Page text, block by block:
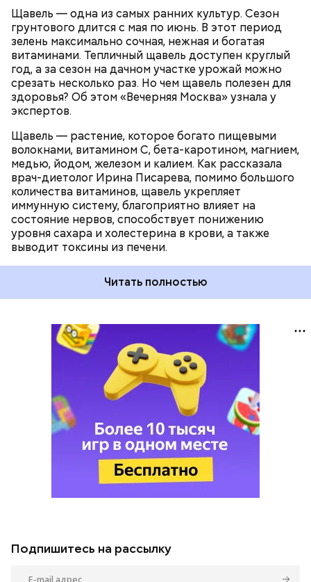
Щавель — одна из самых ранних культур. Сезон
грунтового длится с мая по июнь. В этот период
зелень максимально сочная, нежная и богатая
витаминами. Тепличный щавель доступен круглый
год, а за сезон на дачном участке урожай можно
срезать несколько раз. Но чем щавель полезен для
здоровья? Об этом «Вечерняя Москва» узнала у
экспертов.
Щавель — растение, которое богато пищевыми
волокнами, витамином С, бета-каротином, магнием,
медью, йодом, железом и калием. Как рассказала
врач-диетолог Ирина Писарева, помимо большого
количества витаминов, щавель укрепляет
иммунную систему, благоприятно влияет на
состояние нервов, способствует понижению
уровня сахара и холестерина в крови, а также
выводит токсины из печени.
Читать полностью
ЗДОРОВЬЕ ВРАЧИ
РАСТЕНИЯ
ПРОДУКТЫ
Подпишитесь на рассылку